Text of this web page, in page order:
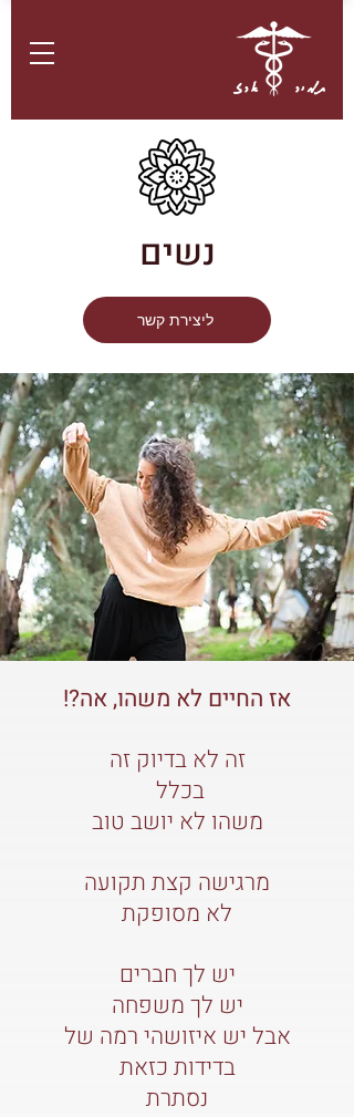
תמיר ארז
נשים
ליצירת קשר
אז החיים לא משהו, אה?!
זה לא בדיוק זה
בכלל
משהו לא יושב טוב
מרגישה קצת תקועה
לא מסופקת
יש לך חברים
יש לך משפחה
אבל יש איזושהי רמה של
בדידות כזאת
נסתרת